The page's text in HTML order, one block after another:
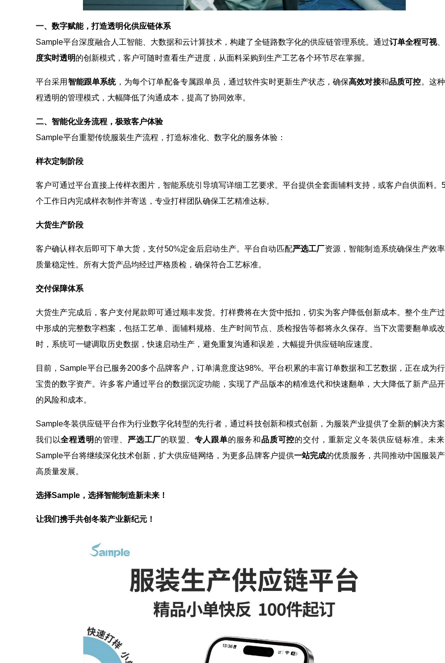
一、数字赋能，打造透明化供应链体系
Sample平台深度融合人工智能、大数据和云计算技术，构建了全链路数字化的供应链管理系统。通过订单全程可视、
度实时透明的创新模式，客户可随时查看生产进度，从面料采购到生产工艺各个环节尽在掌握。
平台采用 智能跟单系统，为每个订单配备专属跟单员，通过软件实时更新生产状态，确保高效对接和品质可控。这
程透明的管理模式，大幅降低了沟通成本，提高了协同效率。
二、智能化业务流程，极致客户体验
Sample平台重塑传统服装生产流程，打造标准化、数字化的服务体验：
样衣定制阶段
客户可通过平台直接上传样衣图片，智能系统引导填写详细工艺要求。平台提供全套面辅料支持，或客户自供面料。
个工作日内完成样衣制作并寄送，专业打样团队确保工艺精准达标。
大货生产阶段
客户确认样衣后即可下单大货，支付50%定金后启动生产。平台自动匹配严选工厂资源，智能制造系统确保生产效
质量稳定性。所有大货产品均经过严格质检，确保符合工艺标准。
交付保障体系
大货生产完成后，客户支付尾款即可通过顺丰发货。打样费将在大货中抵扣，切实为客户降低创新成本。整个生产
中形成的完整数字档案，包括工艺单、面辅料规格、生产时间节点、质检报告等都将永久保存。当下次需要翻单或
时，系统可一键调取历史数据，快速启动生产，避免重复沟通和误差，大幅提升供应链响应速度。
目前，Sample平台已服务200多个品牌客户，订单满意度达98%。平台积累的丰富订单数据和工艺数据，正在成为
宝贵的数字资产。许多客户通过平台的数据沉淀功能，实现了产品版本的精准迭代和快速翻单，大大降低了新产品
的风险和成本。
Sample冬装供应链平台作为行业数字化转型的先行者，通过科技创新和模式创新，为服装产业提供了全新的解决方案
我们以全程透明 的管理、 严选工厂的联盟、 专人跟单的服务和品质可控的交付，重新定义冬装供应链标准。未来
Sample平台将继续深化技术创新，扩大供应链网络，为更多品牌客户提供一站完成的优质服务，共同推动中国服装
高质量发展。
选择Sample，选择智能制造新未来！
让我们携手共创冬装产业新纪元！